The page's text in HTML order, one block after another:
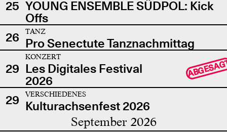
25 YOUNG ENSEMBLE SÜDPOL: Kick
Offs
26
TANZ
Pro Senectute Tanznachmittag
29
KONZERT
Les Digitales Festival
2026
29 VERSCHIEDENES
Kulturachsenfest 2026
September 2026